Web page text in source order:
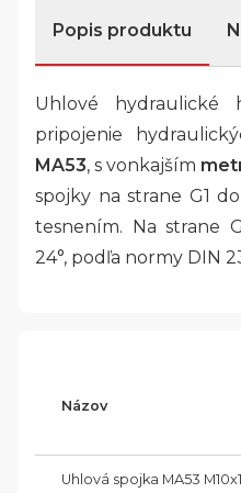
Popis produktu
Uhlové
pripojenie
MA53, s vonkajším
spojky na strane G1
tesnením. Na strane
24°, podľa normy DIN
Názov
Uhlová spojka MA53